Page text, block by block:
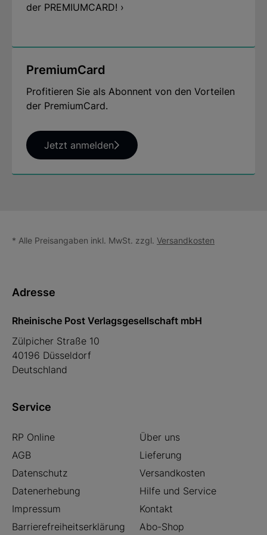
der PREMIUMCARD! ›
PremiumCard
Profitieren Sie als Abonnent von den Vorteilen
der PremiumCard.
Jetzt anmelden
* Alle Preisangaben inkl. MwSt. zzgl. Versandkosten
Adresse
Rheinische Post Verlagsgesellschaft mbH
Zülpicher Straße 10
40196 Düsseldorf
Deutschland
Service
RP Online
Über uns
AGB
Lieferung
Datenschutz
Versandkosten
Datenerhebung
Hilfe und Service
Impressum
Kontakt
Barrierefreiheitserklärung
Abo-Shop